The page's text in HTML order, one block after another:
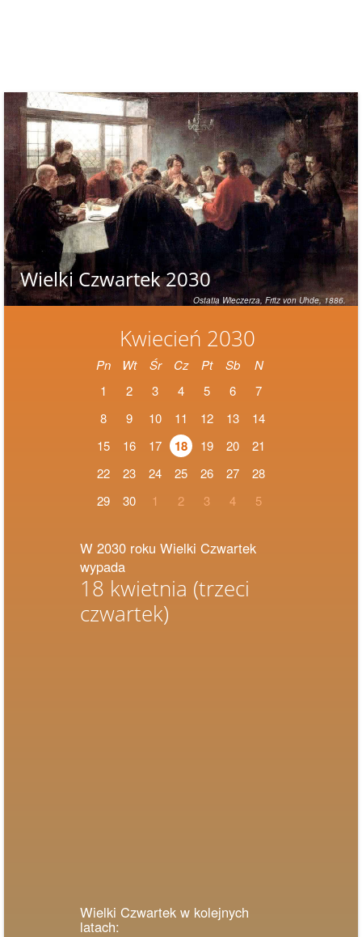
Kwiecień 2030
Pn Wt Śr Cz Pt Sb
N
1
2 3 4 5 6
7
8
9 10 11 12 13
14
15
16 17 18 19 20
21
22
23 24 25 26 27
28
29
30 1 2 3 4 5
W 2030 roku Wielki Czwartek
wypada
18 kwietnia (trzeci
czwartek)
Wielki Czwartek w kolejnych
latach:
Wielki Czwartek 2030
Ostatia Wieczerza, Fritz von Uhde, 1886